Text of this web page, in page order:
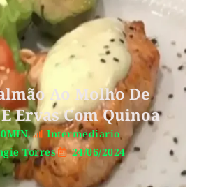
Ao Molho De
Ervas Com Quinoa
Intermediario
Torres
24/06/2024